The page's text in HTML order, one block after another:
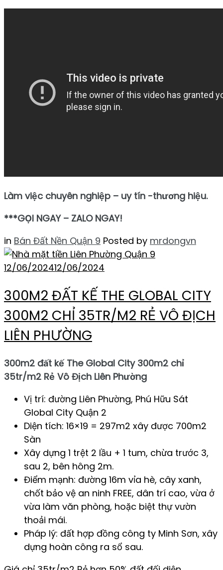
Làm việc chuyên nghiệp – uy tín -thương hiệu.
***GỌI NGAY – ZALO NGAY!
in Bán Đất Nền Quận 9 Posted by mrdongvn
12/06/202412/06/2024
300M2 ĐẤT KẾ THE GLOBAL CITY
300M2 CHỈ 35TR/M2 RẺ VÔ ĐỊCH
LIÊN PHƯỜNG
300m2 đất kế The Global City 300m2 chỉ
35tr/m2 Rẻ Vô Địch Liên Phường
Vị trí: đường Liên Phường, Phú Hữu Sát
Global City Quận 2
Diện tích: 16×19 = 297m2 xây được 700m2
Sàn
Xây dựng 1 trệt 2 lầu + 1 tum, chừa trước 3,
sau 2, bên hông 2m.
Điểm mạnh: đường 16m vỉa hè, cây xanh,
chốt bảo vệ an ninh FREE, dân trí cao, vừa ở
vừa làm văn phòng, hoặc biệt thự vườn
thoải mái.
Pháp lý: đất hợp đồng công ty Minh Sơn, xây
dựng hoàn công ra sổ sau.